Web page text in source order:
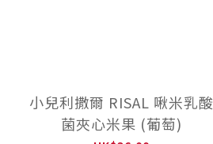
小兒利撒爾 RISAL 啾米乳酸
菌夾心米果 (葡萄)